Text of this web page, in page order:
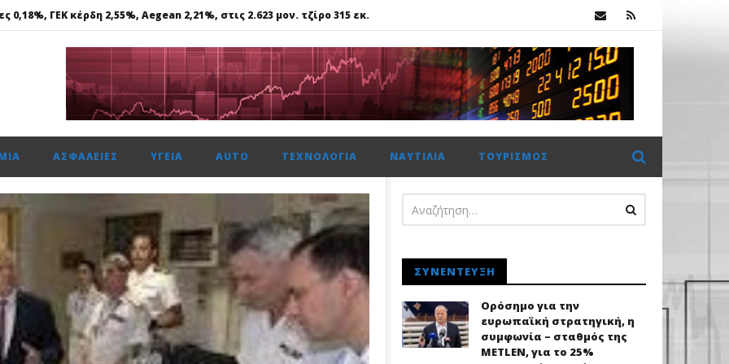
0,18%, ΓΕΚ κέρδη 2,55%, Aegean 2,21%, στις 2.623 μον. τζίρο 315 εκ.
εμπιστοσύνης», η ιστορική συμφωνία για την είσοδο του κολοσσού Meridiam στο GSI
Ήπια διόρθωση στο Χρηματιστήριο Αθηνών: Αντοχές πάνω από τις 2.600 μονάδες με στήριξη από τα blue chips
0,18%, ΓΕΚ κέρδη 2,55%, Aegean 2,21%, στις 2.623 μον. τζίρο 315 εκ.
ΑΣΦΆΛΕΙΕΣ ΥΓΕΊΑ AUTO ΤΕΧΝΟΛΟΓΊΑ ΝΑΥΤΙΛΊΑ ΤΟΥΡΙΣΜΌΣ
ΣΥΝΈΝΤΕΥΞΗ
Ορόσημο για την
ευρωπαϊκή στρατηγική, η
συμφωνία – σταθμός της
METLEN, για το 25%